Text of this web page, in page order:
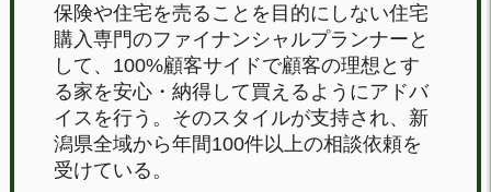
保険や住宅を売ることを目的にしない住宅
購入専門のファイナンシャルプランナーと
して、100%顧客サイドで顧客の理想とす
る家を安心・納得して買えるようにアドバ
イスを行う。そのスタイルが支持され、新
潟県全域から年間100件以上の相談依頼を
受けている。